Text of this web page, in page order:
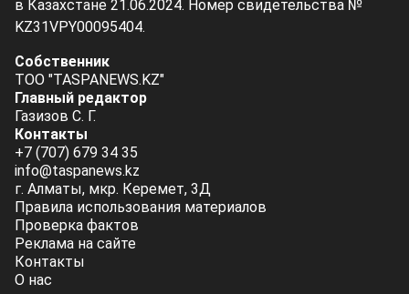
в Казахстане 21.06.2024. Номер свидетельства №
KZ31VPY00095404.
Собственник
ТОО "TASPANEWS.KZ"
Главный редактор
Газизов С. Г.
Контакты
+7 (707) 679 34 35
info@taspanews.kz
г. Алматы, мкр. Керемет, 3Д
Правила использования материалов
Проверка фактов
Реклама на сайте
Контакты
О нас